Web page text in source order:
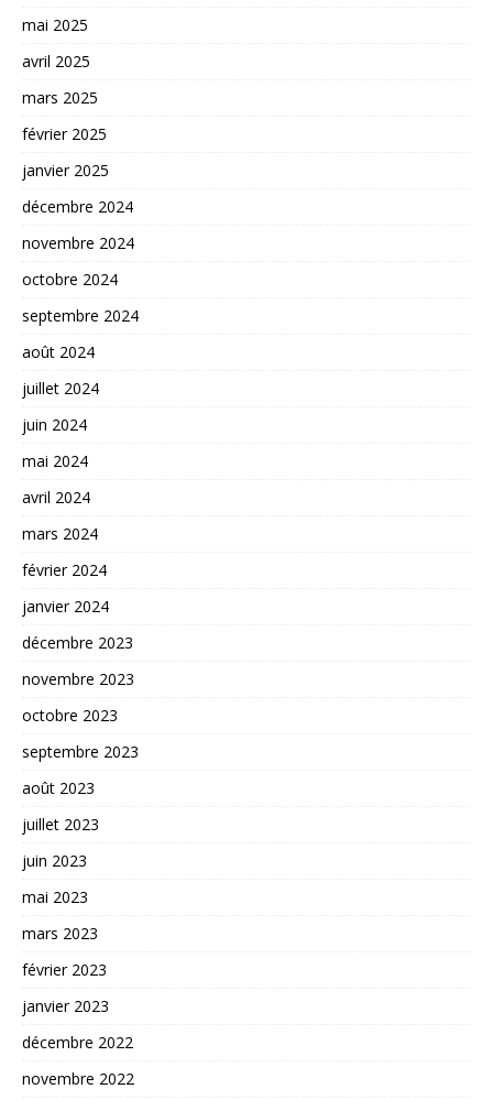
mai 2025
avril 2025
mars 2025
février 2025
janvier 2025
décembre 2024
novembre 2024
octobre 2024
septembre 2024
août 2024
juillet 2024
juin 2024
mai 2024
avril 2024
mars 2024
février 2024
janvier 2024
décembre 2023
novembre 2023
octobre 2023
septembre 2023
août 2023
juillet 2023
juin 2023
mai 2023
mars 2023
février 2023
janvier 2023
décembre 2022
novembre 2022